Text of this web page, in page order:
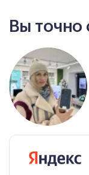
Вы точно